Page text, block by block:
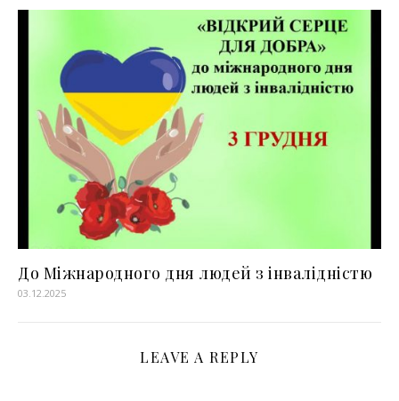
До Міжнародного дня людей з інвалідністю
03.12.2025
LEAVE A REPLY